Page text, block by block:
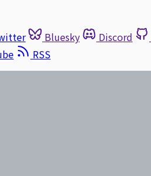
Bluesky Discord
RSS